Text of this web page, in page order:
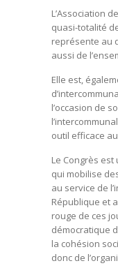
L’Association
quasi-totalité
représente au
aussi de
Elle est,
l’occasion de
outil efficace
Le Congrès
qui mobilise
au service de
République et
rouge de ces
démocratique
la cohésion
donc de